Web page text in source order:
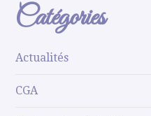
Catégories
Actualités
CGA